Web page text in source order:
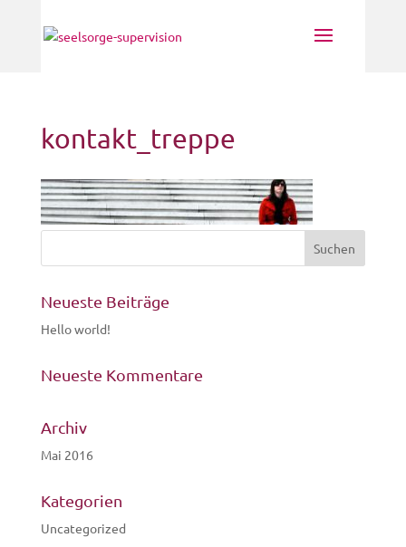
kontakt_treppe
Neueste Beiträge
Hello world!
Neueste Kommentare
Archiv
Mai 2016
Kategorien
Uncategorized